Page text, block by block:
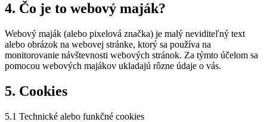
4. Čo je to webový maják?
Webový maják (alebo pixelová značka) je malý neviditeľný text
alebo obrázok na webovej stránke, ktorý sa používa na
monitorovanie návštevnosti webových stránok. Za týmto účelom sa
pomocou webových majákov ukladajú rôzne údaje o vás.
5. Cookies
5.1 Technické alebo funkčné cookies